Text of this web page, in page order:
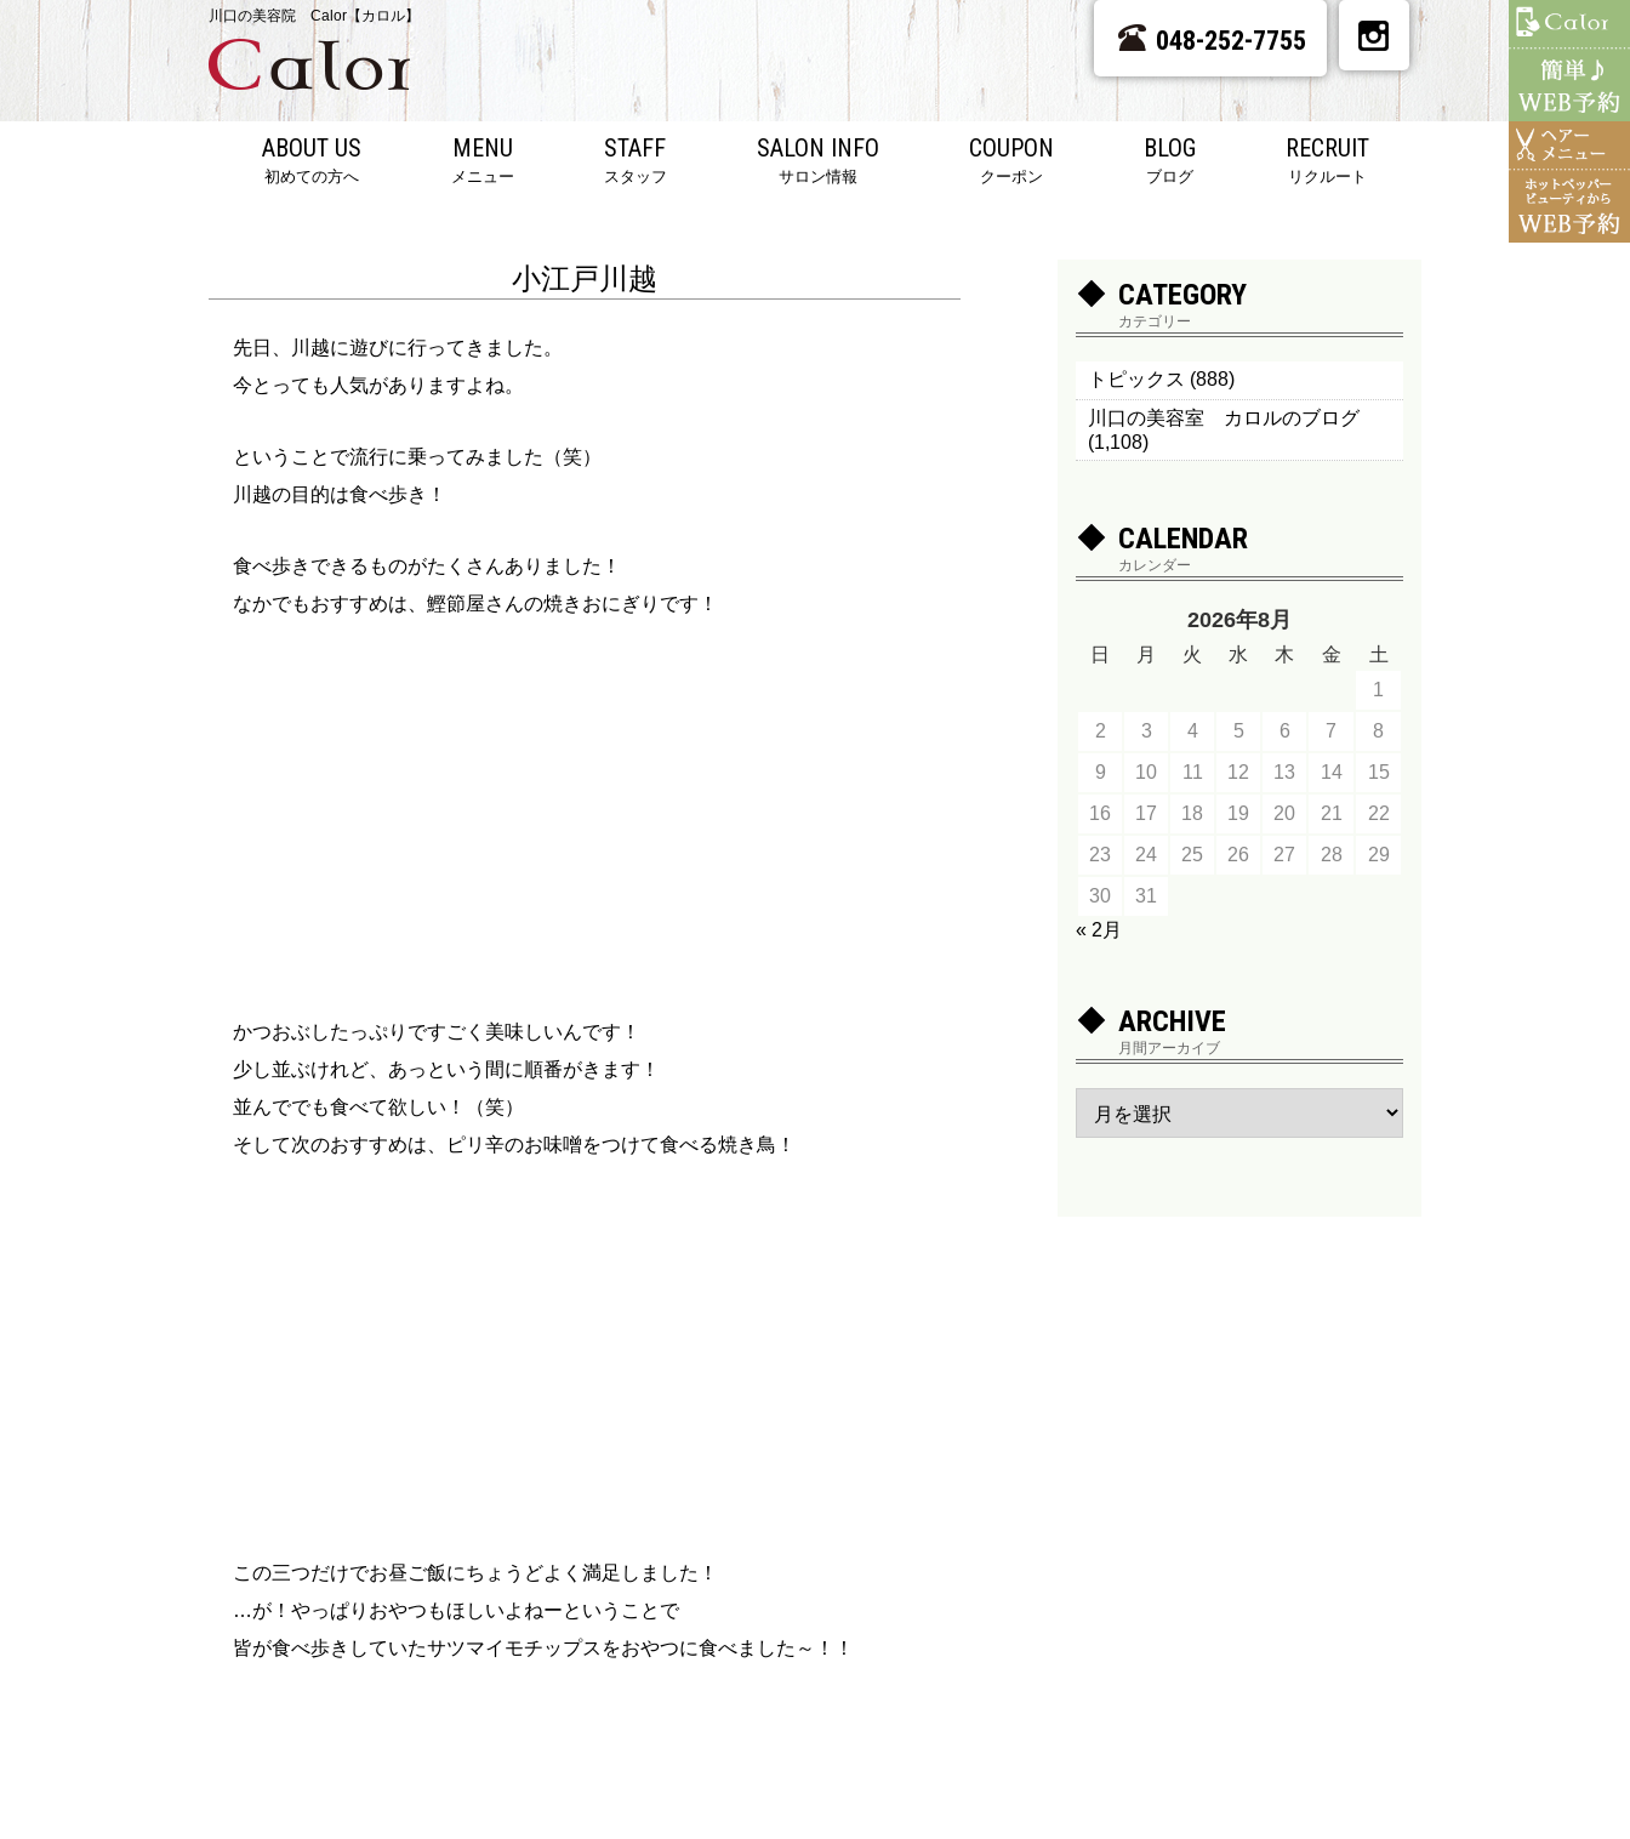
川口の美容院 Calor【カロル】
048-252-7755
ABOUT US
初めての方へ
MENU
メニュー
STAFF
スタッフ
SALON INFO
サロン情報
COUPON
クーポン
BLOG
ブログ
RECRUIT
リクルート
小江戸川越
先日、川越に遊びに行ってきました。
今とっても人気がありますよね。
ということで流行に乗ってみました（笑）
川越の目的は食べ歩き！
食べ歩きできるものがたくさんありました！
なかでもおすすめは、鰹節屋さんの焼きおにぎりです！
かつおぶしたっぷりですごく美味しいんです！
少し並ぶけれど、あっという間に順番がきます！
並んででも食べて欲しい！（笑）
そして次のおすすめは、ピリ辛のお味噌をつけて食べる焼き鳥！
この三つだけでお昼ご飯にちょうどよく満足しました！
…が！やっぱりおやつもほしいよねーということで
皆が食べ歩きしていたサツマイモチップスをおやつに食べました～！！
CATEGORY
カテゴリー
トピックス (888)
川口の美容室 カロルのブログ
(1,108)
CALENDAR
カレンダー
2026年8月
日 月 火 水 木 金
土
1
2
3 4 5 6 7
8
9
10 11 12 13 14
15
16
17 18 19 20 21
22
23
24 25 26 27 28
29
30
31
« 2月
ARCHIVE
月間アーカイブ